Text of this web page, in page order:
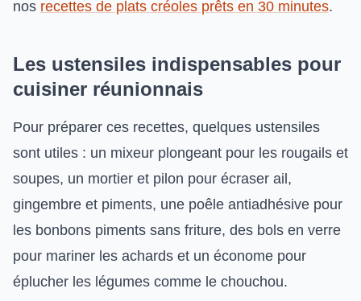
nos recettes de plats créoles prêts en 30 minutes.
Les ustensiles indispensables pour
cuisiner réunionnais
Pour préparer ces recettes, quelques ustensiles
sont utiles : un mixeur plongeant pour les rougails et
soupes, un mortier et pilon pour écraser ail,
gingembre et piments, une poêle antiadhésive pour
les bonbons piments sans friture, des bols en verre
pour mariner les achards et un économe pour
éplucher les légumes comme le chouchou.